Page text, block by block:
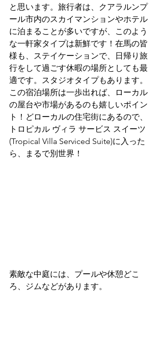
と思います。旅行者は、クアラルンプ
ール市内のスカイマンションやホテル
に泊まることが多いですが、このよう
な一軒家タイプは新鮮です！在馬の皆
様も、ステイケーションで、日帰り旅
行をして過ごす休暇の場所としても最
適です。スタジオタイプもあります。
この宿泊場所は一歩出れば、ローカル
の屋台や市場があるのも嬉しいポイン
ト！どローカルの住宅街にあるので、
トロピカル ヴィラ サービス スイーツ
(Tropical Villa Serviced Suite)に入った
ら、まるで別世界！
素敵な中庭には、プールや休憩どこ
ろ、ジムなどがあります。